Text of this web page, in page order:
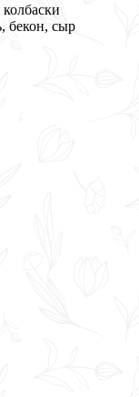
бекон, сыр